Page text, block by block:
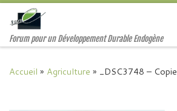
Passer au contenu
Forum pour un Développement Durable Endogène
Accueil » Agriculture » _DSC3748 – Copie